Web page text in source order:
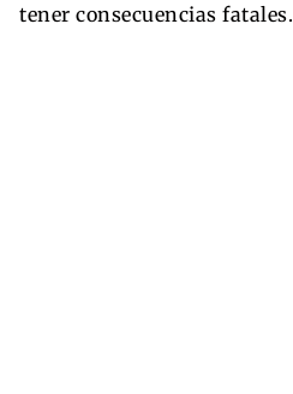
tener consecuencias fatales.